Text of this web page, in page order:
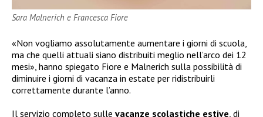
Sara Malnerich e Francesca Fiore
«Non vogliamo assolutamente aumentare i giorni di scuola,
ma che quelli attuali siano distribuiti meglio nell’arco dei 12
mesi», hanno spiegato Fiore e Malnerich sulla possibilità di
diminuire i giorni di vacanza in estate per ridistribuirli
correttamente durante l’anno.
Il servizio completo sulle vacanze scolastiche estive , di